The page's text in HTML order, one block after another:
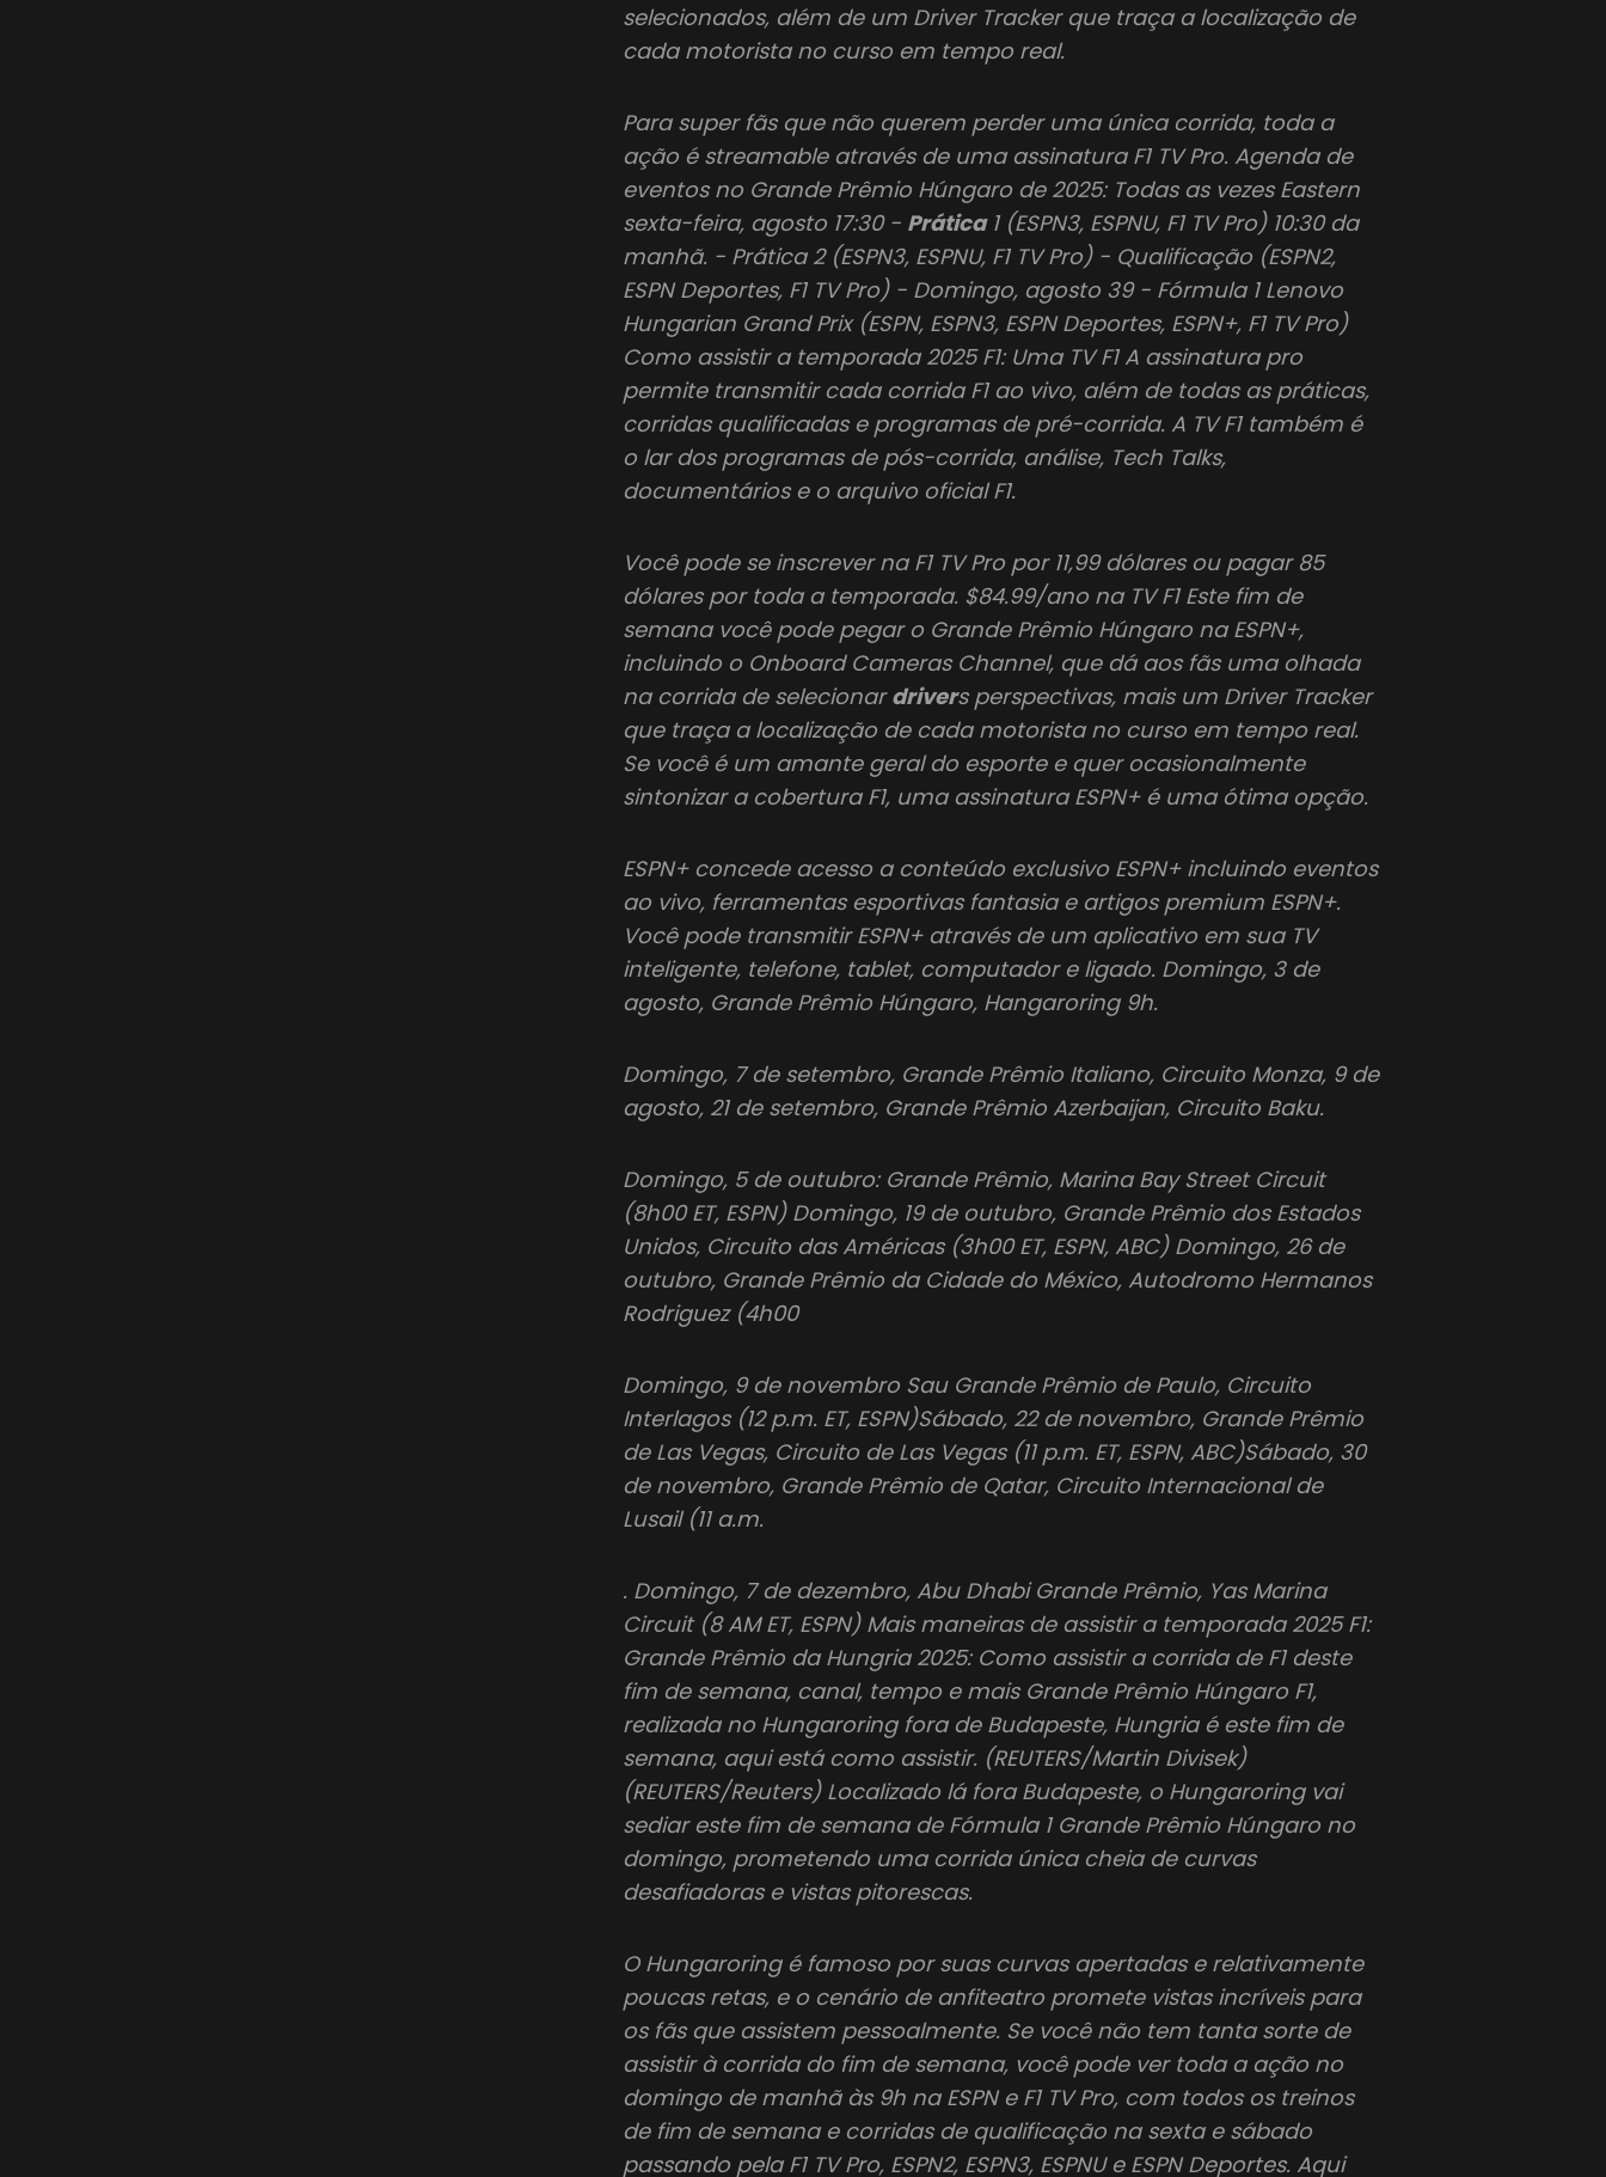
selecionados, além de um Driver Tracker que traça a localização de
cada motorista no curso em tempo real.
Para super fãs que não querem perder uma única corrida, toda a
ação é streamable através de uma assinatura F1 TV Pro. Agenda de
eventos no Grande Prêmio Húngaro de 2025: Todas as vezes Eastern
sexta-feira, agosto 17:30 - Prática1 (ESPN3, ESPNU, F1 TV Pro) 10:30 da
manhã. - Prática 2 (ESPN3, ESPNU, F1 TV Pro) - Qualificação (ESPN2,
ESPN Deportes, F1 TV Pro) - Domingo, agosto 39 - Fórmula 1 Lenovo
Hungarian Grand Prix (ESPN, ESPN3, ESPN Deportes, ESPN+, F1 TV Pro)
Como assistir a temporada 2025 F1: Uma TV F1 A assinatura pro
permite transmitir cada corrida F1 ao vivo, além de todas as práticas,
corridas qualificadas e programas de pré-corrida. A TV F1 também é
o lar dos programas de pós-corrida, análise, Tech Talks,
documentários e o arquivo oficial F1.
Você pode se inscrever na F1 TV Pro por 11,99 dólares ou pagar 85
dólares por toda a temporada. $84.99/ano na TV F1 Este fim de
semana você pode pegar o Grande Prêmio Húngaro na ESPN+,
incluindo o Onboard Cameras Channel, que dá aos fãs uma olhada
na corrida de selecionardrivers perspectivas, mais um Driver Tracker
que traça a localização de cada motorista no curso em tempo real.
Se você é um amante geral do esporte e quer ocasionalmente
sintonizar a cobertura F1, uma assinatura ESPN+ é uma ótima opção.
ESPN+ concede acesso a conteúdo exclusivo ESPN+ incluindo eventos
ao vivo, ferramentas esportivas fantasia e artigos premium ESPN+.
Você pode transmitir ESPN+ através de um aplicativo em sua TV
inteligente, telefone, tablet, computador e ligado. Domingo, 3 de
agosto, Grande Prêmio Húngaro, Hangaroring 9h.
Domingo, 7 de setembro, Grande Prêmio Italiano, Circuito Monza, 9 de
agosto, 21 de setembro, Grande Prêmio Azerbaijan, Circuito Baku.
Domingo, 5 de outubro: Grande Prêmio, Marina Bay Street Circuit
(8h00 ET, ESPN) Domingo, 19 de outubro, Grande Prêmio dos Estados
Unidos, Circuito das Américas (3h00 ET, ESPN, ABC) Domingo, 26 de
outubro, Grande Prêmio da Cidade do México, Autodromo Hermanos
Rodriguez (4h00
Domingo, 9 de novembro Sau Grande Prêmio de Paulo, Circuito
Interlagos (12 p.m. ET, ESPN)Sábado, 22 de novembro, Grande Prêmio
de Las Vegas, Circuito de Las Vegas (11 p.m. ET, ESPN, ABC)Sábado, 30
de novembro, Grande Prêmio de Qatar, Circuito Internacional de
Lusail (11 a.m.
. Domingo, 7 de dezembro, Abu Dhabi Grande Prêmio, Yas Marina
Circuit (8 AM ET, ESPN) Mais maneiras de assistir a temporada 2025 F1:
Grande Prêmio da Hungria 2025: Como assistir a corrida de F1 deste
fim de semana, canal, tempo e mais Grande Prêmio Húngaro F1,
realizada no Hungaroring fora de Budapeste, Hungria é este fim de
semana, aqui está como assistir. (REUTERS/Martin Divisek)
(REUTERS/Reuters) Localizado lá fora Budapeste, o Hungaroring vai
sediar este fim de semana de Fórmula 1 Grande Prêmio Húngaro no
domingo, prometendo uma corrida única cheia de curvas
desafiadoras e vistas pitorescas.
O Hungaroring é famoso por suas curvas apertadas e relativamente
poucas retas, e o cenário de anfiteatro promete vistas incríveis para
os fãs que assistem pessoalmente. Se você não tem tanta sorte de
assistir à corrida do fim de semana, você pode ver toda a ação no
domingo de manhã às 9h na ESPN e F1 TV Pro, com todos os treinos
de fim de semana e corridas de qualificação na sexta e sábado
passando pela F1 TV Pro, ESPN2, ESPN3, ESPNU e ESPN Deportes. Aqui